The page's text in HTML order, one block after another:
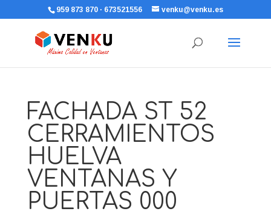
959 873 870 · 673521556 venku@venku.es
FACHADA ST 52
CERRAMIENTOS
HUELVA
VENTANAS Y
PUERTAS 000